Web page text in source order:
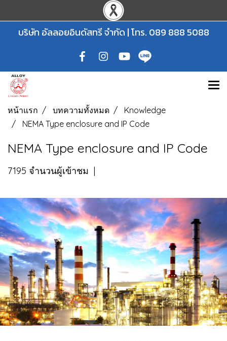
บริษัท อัลลอยอินดัสทรี จำกัด | โทร. 089 888 5088
หน้าแรก บทความทั้งหมด
Knowledge
NEMA Type enclosure and IP Code
NEMA Type enclosure and IP Code
7195 จำนวนผู้เข้าชม |